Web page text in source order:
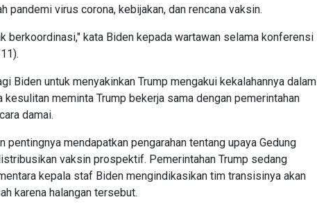
pandemi virus corona, kebijakan, dan rencana vaksin.
berkoordinasi," kata Biden kepada wartawan selama konferensi
Biden untuk menyakinkan Trump mengakui kekalahannya dalam
meminta Trump bekerja sama dengan pemerintahan
damai.
pentingnya mendapatkan pengarahan tentang upaya Gedung
vaksin prospektif. Pemerintahan Trump sedang
kepala staf Biden mengindikasikan tim transisinya akan
karena halangan tersebut.